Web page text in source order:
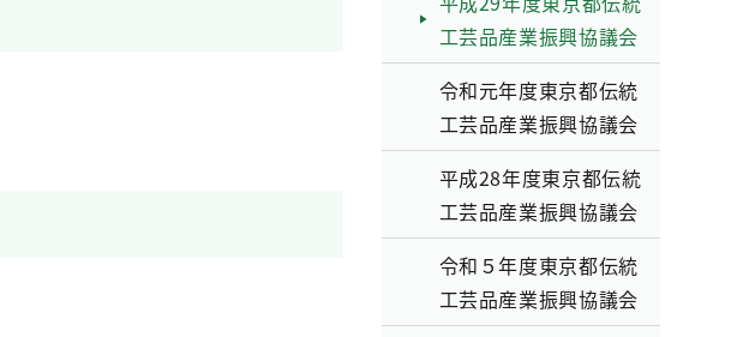
工芸品産業振興協議会
令和元年度東京都伝統
工芸品産業振興協議会
平成28年度東京都伝統
工芸品産業振興協議会
令和５年度東京都伝統
工芸品産業振興協議会